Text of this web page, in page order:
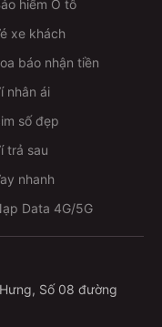
hiểm Ô tô
xe khách
báo nhận tiền
nhân ái
số đẹp
trả sau
nhanh
Data 4G/5G
Số 08 đường